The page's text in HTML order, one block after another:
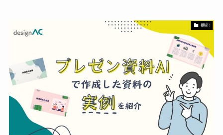
機能